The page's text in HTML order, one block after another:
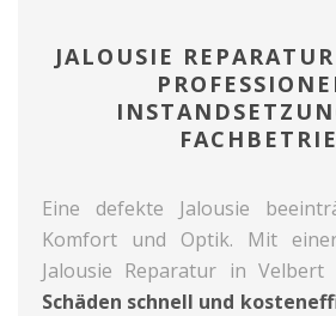
JALOUSIE
Eine defekte Jalousie
Komfort und Optik. Mit
Jalousie Reparatur in Velbert
Schäden schnell und